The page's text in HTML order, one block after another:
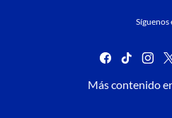
Síguenos
facebook
tiktok
Más contenido